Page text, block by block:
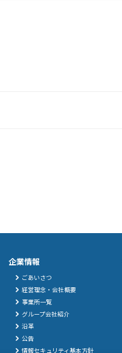
企業情報
ごあいさつ
経営理念・会社概要
事業所一覧
グループ会社紹介
沿革
公告
情報セキュリティ基本方針